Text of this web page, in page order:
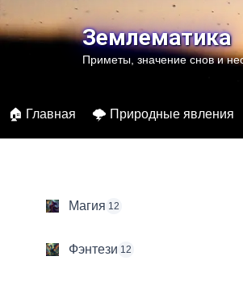
к
содержимомуЗемлематика
Приметы, значение снов и
🏠 Главная 🌩️ Природные явления
Магия 12
Фэнтези 12